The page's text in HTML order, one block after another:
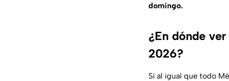
domingo.
¿En dónde
2026?
Si al igual que todo